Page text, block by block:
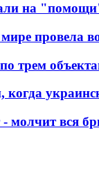
на
провела
трем
когда
- молчит вся